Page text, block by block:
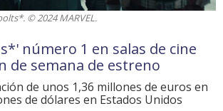
© 2024 MARVEL.
número 1 en salas de cine
de semana de estreno
de unos 1,36 millones de euros en
de dólares en Estados Unidos